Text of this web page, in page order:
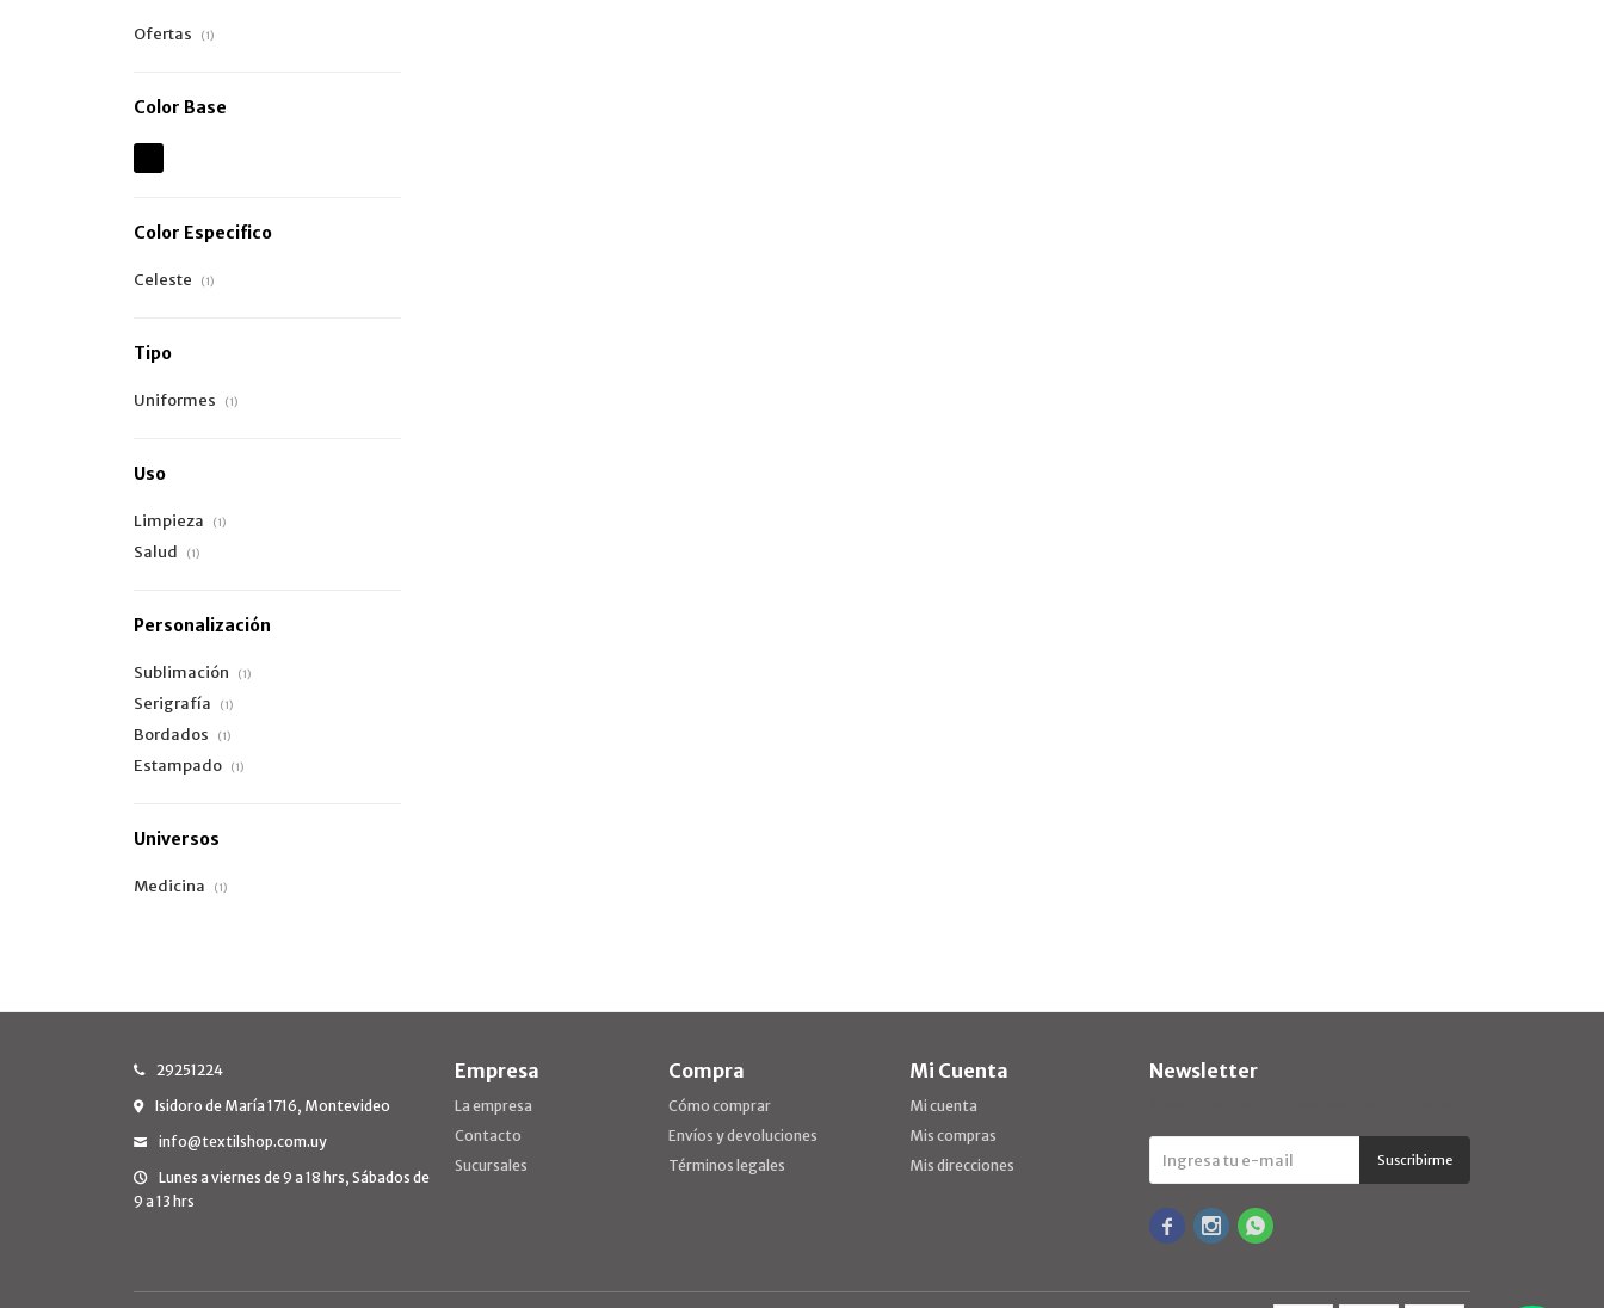
Ofertas (1)
Color Base
Color Especifico
Celeste (1)
Tipo
Uniformes (1)
Uso
Limpieza (1)
Salud (1)
Personalización
Sublimación (1)
Serigrafía (1)
Bordados (1)
Estampado (1)
Universos
Medicina (1)
29251224
Isidoro de María 1716, Montevideo
info@textilshop.com.uy
Lunes a viernes de 9 a 18 hrs, Sábados de
9 a 13 hrs
Empresa
La empresa
Contacto
Sucursales
Compra
Cómo comprar
Envíos y devoluciones
Términos legales
Mi Cuenta
Mi cuenta
Mis compras
Mis direcciones
Newsletter
Suscribirme
  